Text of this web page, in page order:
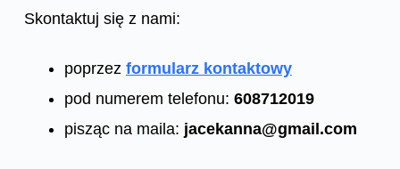
Skontaktuj się z nami:
poprzez formularz kontaktowy
pod numerem telefonu: 608712019
pisząc na maila: jacekanna@gmail.com